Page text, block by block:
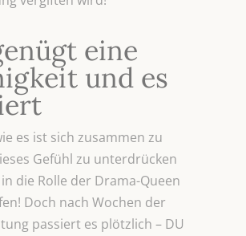
eine
und es
es ist sich zusammen zu
Gefühl zu unterdrücken
die Rolle der Drama-Queen
Doch nach Wochen der
passiert es plötzlich – DU